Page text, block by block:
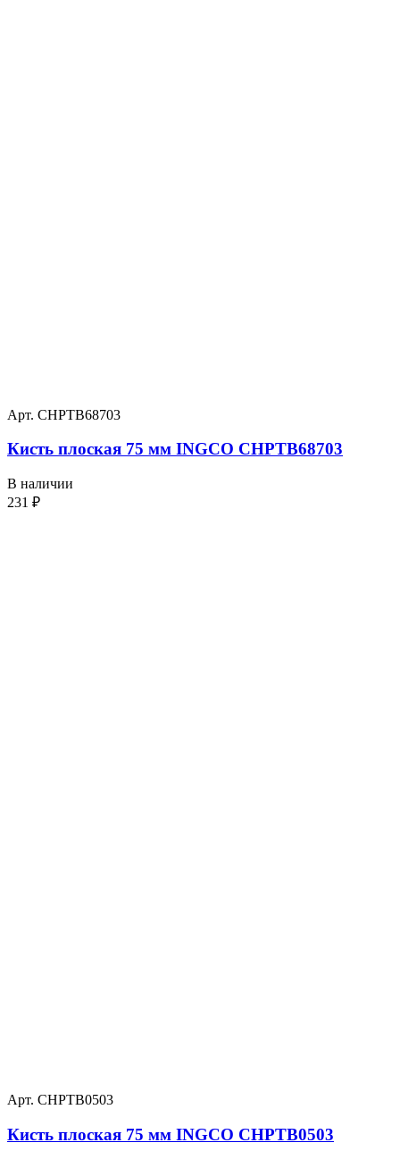
Арт. CHPTB68703
Кисть плоская 75 мм INGCO CHPTB68703
В наличии
231 ₽
Арт. CHPTB0503
Кисть плоская 75 мм INGCO CHPTB0503